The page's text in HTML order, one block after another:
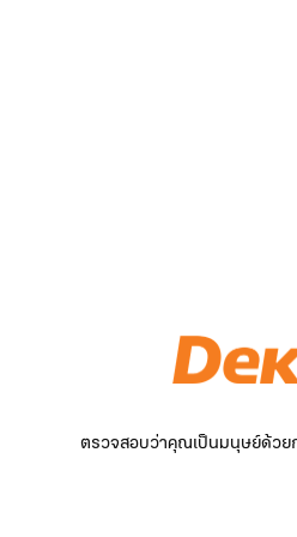
ตรวจสอบว่าคุณเป็นมนุษย์ด้วย